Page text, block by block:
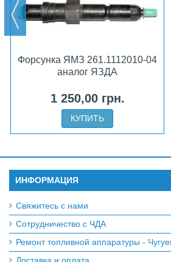
Форсунка ЯМЗ 261.1112010-04
аналог ЯЗДА
1 250,00 грн.
КУПИТЬ
ИНФОРМАЦИЯ
Свяжитесь с нами
Сотрудничество с ЧДА
Ремонт топливной аппаратуры -